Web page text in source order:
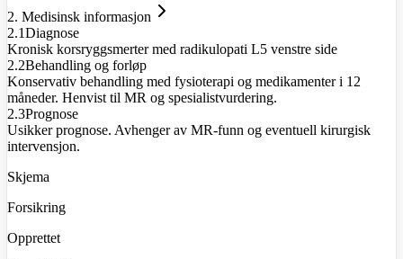
2. Medisinsk informasjon
2.1Diagnose
Kronisk korsryggsmerter med radikulopati L5 venstre side
2.2Behandling og forløp
Konservativ behandling med fysioterapi og medikamenter i 12
måneder. Henvist til MR og spesialistvurdering.
2.3Prognose
Usikker prognose. Avhenger av MR-funn og eventuell kirurgisk
intervensjon.
Skjema
Forsikring
Opprettet